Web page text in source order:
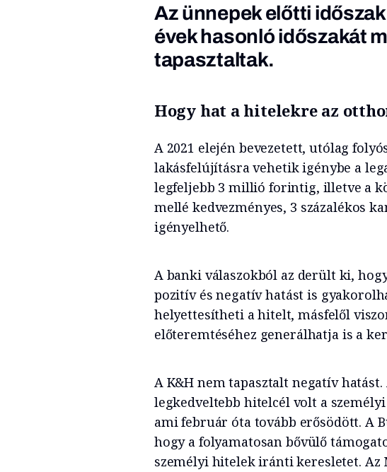
Az ünnepek előtti
évek hasonló időszakát
tapasztaltak.
Hogy hat a hitelekre az
A 2021 elején bevezetett, utólag
lakásfelújításra vehetik igénybe a
legfeljebb 3 millió forintig, illetve a
mellé kedvezményes, 3 százalékos
igényelhető.
A banki válaszokból az derült ki,
pozitív és negatív hatást is
helyettesítheti a hitelt, másfelől
előteremtéséhez generálhatja is a
A K&H nem tapasztalt negatív
legkedveltebb hitelcél volt a
ami február óta tovább erősödött. A
hogy a folyamatosan bővülő
személyi hitelek iránti keresletet. Az